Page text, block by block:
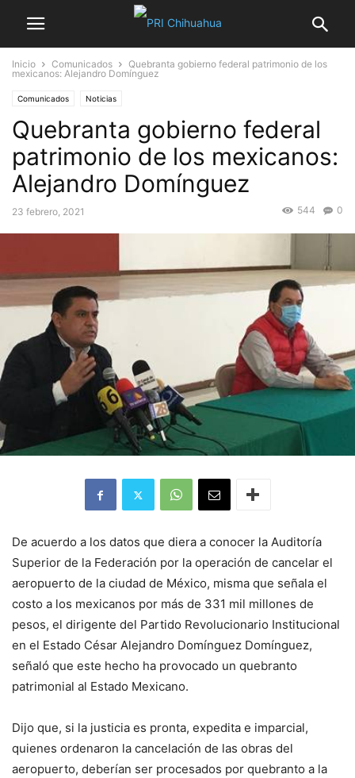
Inicio Comunicados
Quebranta gobierno federal patrimonio de los
mexicanos: Alejandro Domínguez
Comunicados Noticias
Quebranta gobierno federal
patrimonio de los mexicanos:
Alejandro Domínguez
23 febrero, 2021 0
544
De acuerdo a los datos que diera a conocer la Auditoría
Superior de la Federación por la operación de cancelar el
aeropuerto de la ciudad de México, misma que señala el
costo a los mexicanos por más de 331 mil millones de
pesos, el dirigente del Partido Revolucionario Institucional
en el Estado César Alejandro Domínguez Domínguez,
señaló que este hecho ha provocado un quebranto
patrimonial al Estado Mexicano.
Dijo que, si la justicia es pronta, expedita e imparcial,
quienes ordenaron la cancelación de las obras del
aeropuerto, deberían ser procesados por quebranto a la